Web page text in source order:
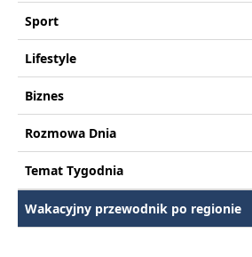
Sport
Lifestyle
Biznes
Rozmowa Dnia
Temat Tygodnia
Wakacyjny przewodnik po regionie